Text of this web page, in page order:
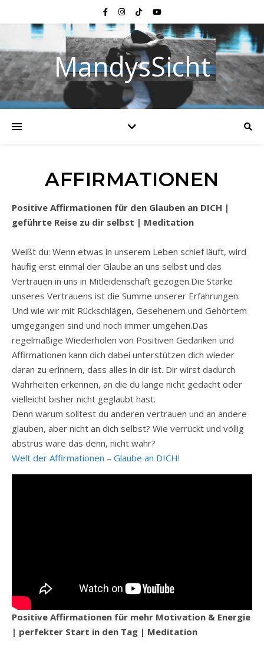
MandysSicht
AFFIRMATIONEN
Positive Affirmationen für den Glauben an DICH |
geführte Reise zu dir selbst | Meditation
Weißt du: Wenn etwas in unserem Leben schief läuft, wird
häufig erst einmal der Glaube an uns selbst und das
Vertrauen in uns in Mitleidenschaft gezogen.Die Stärke
unseres Vertrauens ist die Summe unserer Erfahrungen.
Und wie wir mit Rückschlägen, Gesehenem und Gehörtem
umgegangen sind und noch immer umgehen.Das
regelmäßige Wiederholen von Positiven Gedanken und
Affirmationen kann dich dabei unterstützen dich wieder
daran zu erinnern, dass alles in dir ist. Dir wirst dadurch
Wahrheiten erkennen, an die du lange nicht gedacht oder
vielleicht bisher nicht geglaubt hast.
Denn warum solltest du anderen vertrauen und an andere
glauben, aber nicht an dich selbst? Wie verrückt und völlig
abstrus wäre das denn, nicht wahr?
Welt der Affirmationen – Glaube an DICH!
Positive Affirmationen für mehr Motivation & Energie
| perfekter Start in den Tag | Meditation